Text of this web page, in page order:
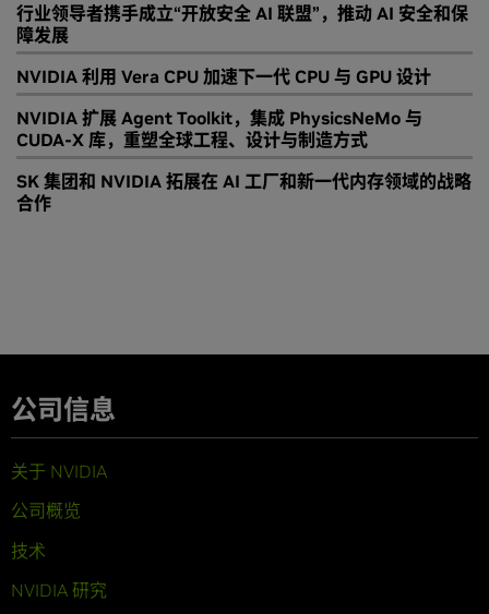
行业领导者携手成立“开放安全 AI 联盟”，推动 AI 安全和保
障发展
NVIDIA 利用 Vera CPU 加速下一代 CPU 与 GPU 设计
NVIDIA 扩展 Agent Toolkit，集成 PhysicsNeMo 与
CUDA-X 库，重塑全球工程、设计与制造方式
SK 集团和 NVIDIA 拓展在 AI 工厂和新一代内存领域的战略
合作
公司信息
关于 NVIDIA
公司概览
技术
NVIDIA 研究